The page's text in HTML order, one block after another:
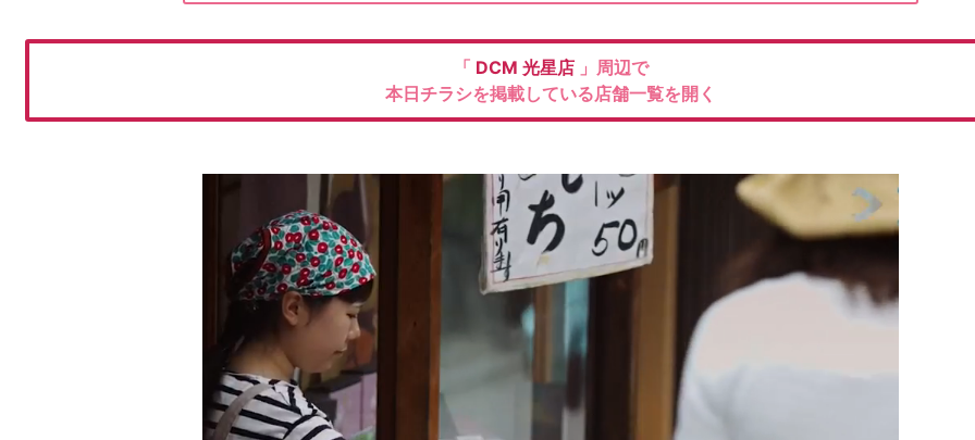
「 DCM 光星店 」周辺で
本日チラシを掲載している店舗一覧を開く